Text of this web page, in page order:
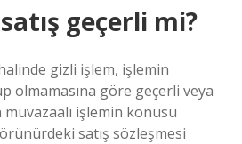
geçerli mi?
gizli işlem, işlemin
olmamasına göre geçerli veya
işlemin konusu
satış sözleşmesi